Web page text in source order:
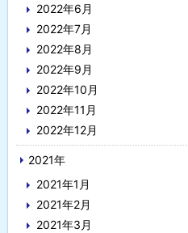
2022年6月
2022年7月
2022年8月
2022年9月
2022年10月
2022年11月
2022年12月
2021年
2021年1月
2021年2月
2021年3月